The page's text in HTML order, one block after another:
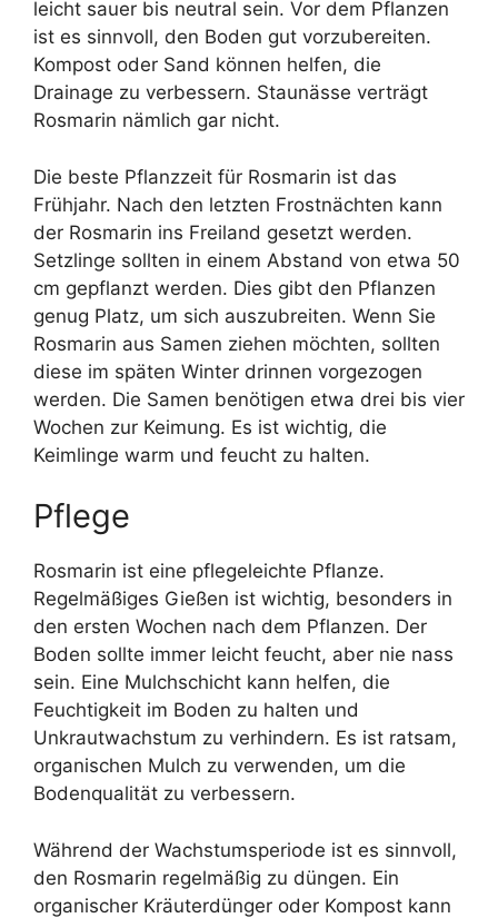
leicht sauer bis neutral sein. Vor dem Pflanzen
ist es sinnvoll, den Boden gut vorzubereiten.
Kompost oder Sand können helfen, die
Drainage zu verbessern. Staunässe verträgt
Rosmarin nämlich gar nicht.
Die beste Pflanzzeit für Rosmarin ist das
Frühjahr. Nach den letzten Frostnächten kann
der Rosmarin ins Freiland gesetzt werden.
Setzlinge sollten in einem Abstand von etwa 50
cm gepflanzt werden. Dies gibt den Pflanzen
genug Platz, um sich auszubreiten. Wenn Sie
Rosmarin aus Samen ziehen möchten, sollten
diese im späten Winter drinnen vorgezogen
werden. Die Samen benötigen etwa drei bis vier
Wochen zur Keimung. Es ist wichtig, die
Keimlinge warm und feucht zu halten.
Pflege
Rosmarin ist eine pflegeleichte Pflanze.
Regelmäßiges Gießen ist wichtig, besonders in
den ersten Wochen nach dem Pflanzen. Der
Boden sollte immer leicht feucht, aber nie nass
sein. Eine Mulchschicht kann helfen, die
Feuchtigkeit im Boden zu halten und
Unkrautwachstum zu verhindern. Es ist ratsam,
organischen Mulch zu verwenden, um die
Bodenqualität zu verbessern.
Während der Wachstumsperiode ist es sinnvoll,
den Rosmarin regelmäßig zu düngen. Ein
organischer Kräuterdünger oder Kompost kann